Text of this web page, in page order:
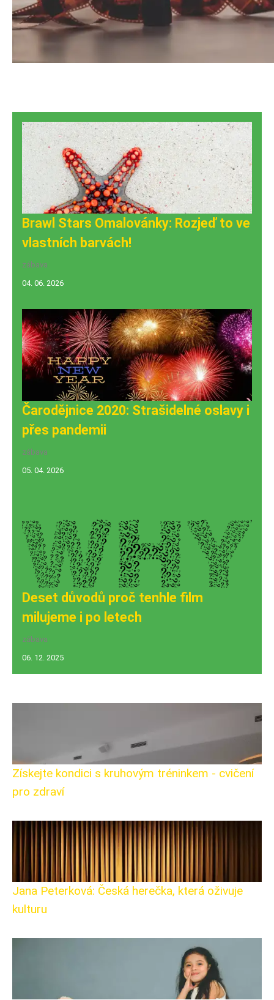
Brawl Stars Omalovánky: Rozjeď to ve
vlastních barvách!
zábava
04. 06. 2026
Čarodějnice 2020: Strašidelné oslavy i
přes pandemii
zábava
05. 04. 2026
Deset důvodů proč tenhle film
milujeme i po letech
zábava
06. 12. 2025
Získejte kondici s kruhovým tréninkem - cvičení
pro zdraví
Jana Peterková: Česká herečka, která oživuje
kulturu